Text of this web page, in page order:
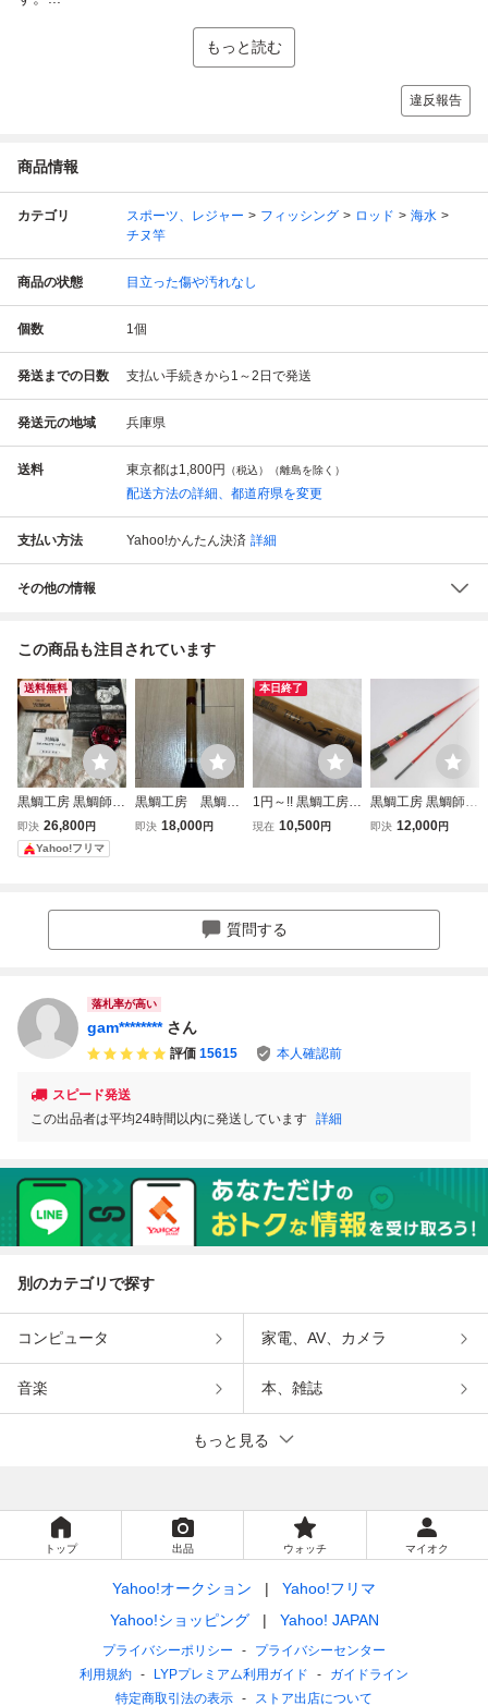
もっと読む
違反報告
商品情報
カテゴリ スポーツ、レジャー フィッシング ロッド
海水
チヌ竿
商品の状態 目立った傷や汚れなし
個数 1個
発送までの日数 支払い手続きから1～2日で発送
発送元の地域 兵庫県
送料 東京都は1,800円 （税込）（離島を除く）
配送方法の詳細、都道府県を変更
支払い方法 Yahoo!かんたん決済 詳細
その他の情報
この商品も注目されています
送料無料
黒鯛工房 黒鯛師 T
HE アスリート ヘ
チ 88 レッド/ブラ
ック
即決 26,800円
Yahoo!フリマ
黒鯛工房 黒鯛
師 THEヘチ 硬
即決 18,000円
本日終了
1円～!! 黒鯛工房
黒鯛師 THE ヘ
現在 10,500円
黒鯛工房 黒鯛師 T
HE ヘチ フカセ プ
即決 12,000円
質問する
落札率が高い
gam******** さん
評価 15615 本人確認前
スピード発送
この出品者は平均24時間以内に発送しています 詳細
別のカテゴリで探す
コンピュータ 家電、AV、カメラ
音楽 本、雑誌
もっと見る
トップ 出品 ウォッチ マイオク
Yahoo!オークション
Yahoo!フリマ
Yahoo!ショッピング
Yahoo! JAPAN
プライバシーポリシー
プライバシーセンター
利用規約
LYPプレミアム利用ガイド
ガイドライン
特定商取引法の表示
ストア出店について